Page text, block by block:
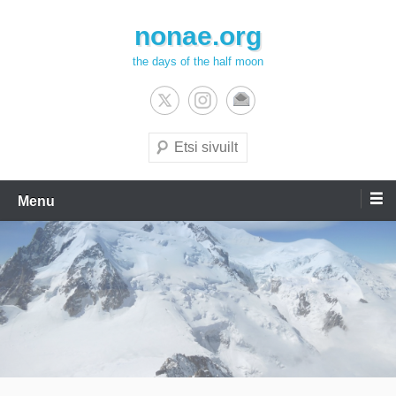
nonae.org
the days of the half moon
Search
Menu